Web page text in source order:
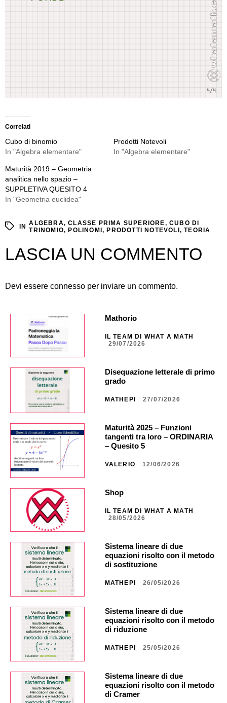
Correlati
Cubo di binomio
In "Algebra elementare"
Prodotti Notevoli
In "Algebra elementare"
Maturità 2019 – Geometria
analitica nello spazio –
SUPPLETIVA QUESITO 4
In "Geometria euclidea"
IN ALGEBRA,CLASSE PRIMA SUPERIORE,CUBO DI
TRINOMIO, POLINOMI, PRODOTTI NOTEVOLI ,TEORIA
LASCIA UN COMMENTO
Devi essere connesso per inviare un commento.
Mathorio
IL TEAM DI WHAT A MATH
29/07/2026
Disequazione letterale di primo
grado
MATHEPI 27/07/2026
Maturità 2025 – Funzioni
tangenti tra loro – ORDINARIA
– Quesito 5
VALERIO 12/06/2026
Shop
IL TEAM DI WHAT A MATH
28/05/2026
Sistema lineare di due
equazioni risolto con il metodo
di sostituzione
MATHEPI 26/05/2026
Sistema lineare di due
equazioni risolto con il metodo
di riduzione
MATHEPI 25/05/2026
Sistema lineare di due
equazioni risolto con il metodo
di Cramer